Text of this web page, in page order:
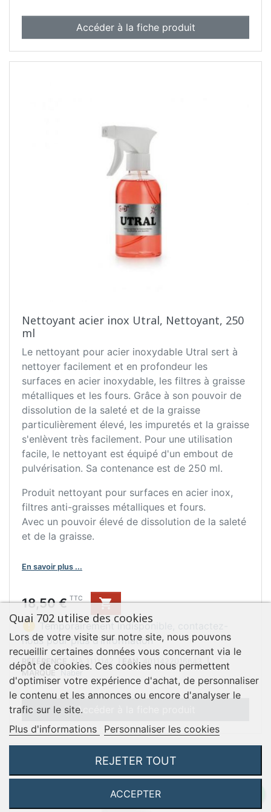
Accéder à la fiche produit
Nettoyant acier inox Utral, Nettoyant, 250
ml
Le nettoyant pour acier inoxydable Utral sert à
nettoyer facilement et en profondeur les
surfaces en acier inoxydable, les filtres à graisse
métalliques et les fours. Grâce à son pouvoir de
dissolution de la saleté et de la graisse
particulièrement élevé, les impuretés et la graisse
s'enlèvent très facilement. Pour une utilisation
facile, le nettoyant est équipé d'un embout de
pulvérisation. Sa contenance est de 250 ml.
Produit nettoyant pour surfaces en acier inox,
filtres anti-graisses métalliques et fours.
Avec un pouvoir élevé de dissolution de la saleté
et de la graisse.
En savoir plus ...
Prix
18,50 € TTC


Temporairement indisponible, contactez-
nous pour plus d’information
RÉFÉRENCE NA 1111142 EAN
|
MARQUE
Naber
Accéder à la fiche produit
Quai 702 utilise des cookies
Lors de votre visite sur notre site, nous pouvons
recueillir certaines données vous concernant via le
dépôt de cookies. Ces cookies nous permettent
d'optimiser votre expérience d'achat, de personnaliser
le contenu et les annonces ou encore d'analyser le
trafic sur le site.
Plus d'informations
Personnaliser les cookies
REJETER TOUT
ACCEPTER